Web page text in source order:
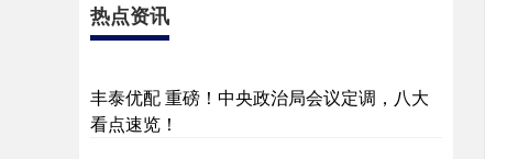
热点资讯
丰泰优配 重磅！中央政治局会议定调，八大
看点速览！